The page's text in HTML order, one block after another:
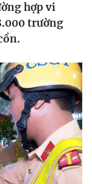
hợp vi
trường